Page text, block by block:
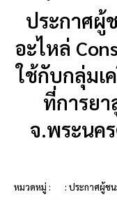
ประกาศผู้
อะไหล่
ใช้กับกลุ่มเ
ที่การยา
จ.พระนค
หมวดหมู่ : : ประกาศผู้ชน